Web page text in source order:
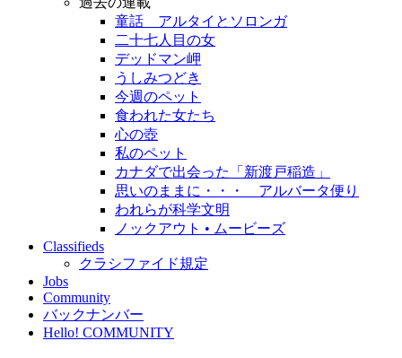
童話 アルタイとソロンガ
二十七人目の女
デッドマン岬
うしみつどき
今週のペット
食われた女たち
心の壺
私のペット
カナダで出会った「新渡戸稲造」
思いのままに・・・ アルバータ便り
われらが科学文明
ノックアウト • ムービーズ
Classifieds
クラシファイド規定
Jobs
Community
バックナンバー
Hello! COMMUNITY